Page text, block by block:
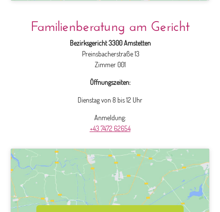
Familienberatung am Gericht
Bezirksgericht 3300 Amstetten
Preinsbacherstraße 13
Zimmer 001
Öffnungszeiten:
Dienstag von 8 bis 12 Uhr
Anmeldung:
+43 7472 62654